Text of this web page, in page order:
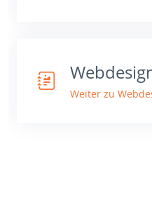
Weiter zu